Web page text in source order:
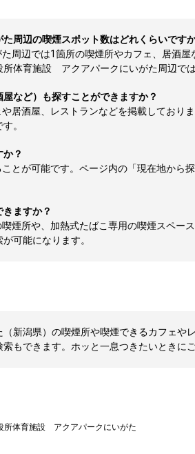
周辺の喫煙スポット数はどれくらいです
周辺では1箇所の喫煙所やカフェ、居酒
体育施設 アクアパークにいがた周辺で
など）も探すことができますか？
居酒屋、レストランなどを掲載しており
。
？
とが可能です。ページ内の「現在地から
ますか？
煙所や、加熱式たばこ専用の喫煙スペー
可能になります。
新潟県）の喫煙所や喫煙できるカフェや
もできます。ホッと一息つきたいときにご
所体育施設 アクアパークにいがた